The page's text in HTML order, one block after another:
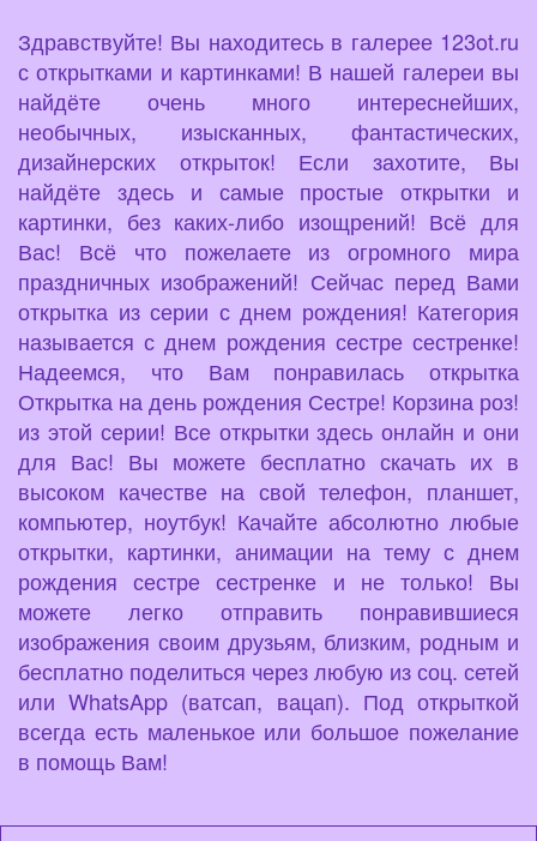
Здравствуйте! Вы находитесь в галерее 123ot.ru
с открытками и картинками! В нашей галереи вы
найдёте очень много интереснейших,
необычных, изысканных, фантастических,
дизайнерских открыток! Если захотите, Вы
найдёте здесь и самые простые открытки и
картинки, без каких-либо изощрений! Всё для
Вас! Всё что пожелаете из огромного мира
праздничных изображений! Сейчас перед Вами
открытка из серии с днем рождения! Категория
называется с днем рождения сестре сестренке!
Надеемся, что Вам понравилась открытка
Открытка на день рождения Сестре! Корзина роз!
из этой серии! Все открытки здесь онлайн и они
для Вас! Вы можете бесплатно скачать их в
высоком качестве на свой телефон, планшет,
компьютер, ноутбук! Качайте абсолютно любые
открытки, картинки, анимации на тему с днем
рождения сестре сестренке и не только! Вы
можете легко отправить понравившиеся
изображения своим друзьям, близким, родным и
бесплатно поделиться через любую из соц. сетей
или WhatsApp (ватсап, вацап). Под открыткой
всегда есть маленькое или большое пожелание
в помощь Вам!